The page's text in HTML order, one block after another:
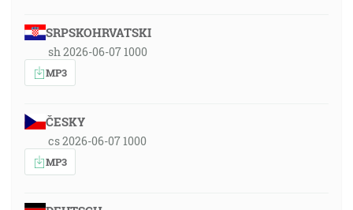
SRPSKOHRVATSKI
sh 2026-06-07 1000
MP3
ČESKY
cs 2026-06-07 1000
MP3